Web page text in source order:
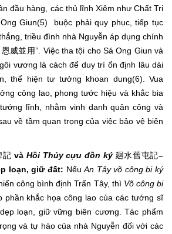
đầu hàng, các thủ lĩnh Xiêm như Chất Tri
Giun(5) buộc phải quy phục, tiếp tục
triều đình nhà Nguyễn áp dụng chính
威並用”. Việc tha tội cho Sá Ong Giun và
vương là cách để duy trì ổn định lâu dài
thể hiện tư tưởng khoan dung(6). Vua
công lao, phong tước hiệu và khắc bia
lĩnh, nhằm vinh danh quân công và
về tầm quan trọng của việc bảo vệ biên
記vàHồi Thủy cựu đồn ký 廻水舊屯記–
loạn, giữ đất: NếuAn Tây võ công bi ký
công bình định Trấn Tây, thì Võ công bi
khắc họa công lao của các tướng sĩ
loạn, giữ vững biên cương. Tác phẩm
và tự hào của nhà Nguyễn đối với các